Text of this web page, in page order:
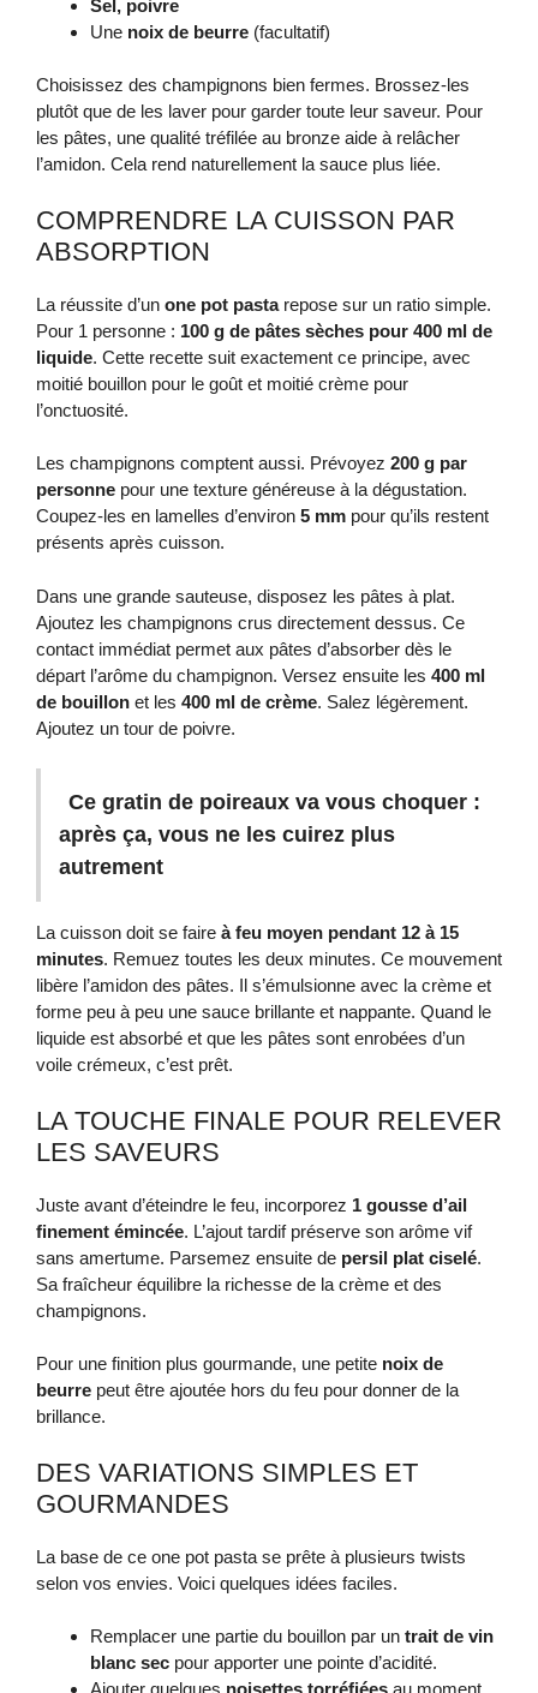
Sel, poivre
Une noix de beurre (facultatif)
Choisissez des champignons bien fermes. Brossez-les
plutôt que de les laver pour garder toute leur saveur. Pour
les pâtes, une qualité tréfilée au bronze aide à relâcher
l’amidon. Cela rend naturellement la sauce plus liée.
COMPRENDRE LA CUISSON PAR
ABSORPTION
La réussite d’un one pot pastarepose sur un ratio simple.
Pour 1 personne : 100 g de pâtes sèches pour 400 ml de
liquide. Cette recette suit exactement ce principe, avec
moitié bouillon pour le goût et moitié crème pour
l’onctuosité.
Les champignons comptent aussi. Prévoyez 200 g par
personne pour une texture généreuse à la dégustation.
Coupez-les en lamelles d’environ 5 mm pour qu’ils restent
présents après cuisson.
Dans une grande sauteuse, disposez les pâtes à plat.
Ajoutez les champignons crus directement dessus. Ce
contact immédiat permet aux pâtes d’absorber dès le
départ l’arôme du champignon. Versez ensuite les 400 ml
de bouillon et les 400 ml de crème. Salez légèrement.
Ajoutez un tour de poivre.
Ce gratin de poireaux va vous choquer :
après ça, vous ne les cuirez plus
autrement
La cuisson doit se faire à feu moyen pendant 12 à 15
minutes. Remuez toutes les deux minutes. Ce mouvement
libère l’amidon des pâtes. Il s’émulsionne avec la crème et
forme peu à peu une sauce brillante et nappante. Quand le
liquide est absorbé et que les pâtes sont enrobées d’un
voile crémeux, c’est prêt.
LA TOUCHE FINALE POUR RELEVER
LES SAVEURS
Juste avant d’éteindre le feu, incorporez 1 gousse d’ail
finement émincée. L’ajout tardif préserve son arôme vif
sans amertume. Parsemez ensuite de persil plat ciselé.
Sa fraîcheur équilibre la richesse de la crème et des
champignons.
Pour une finition plus gourmande, une petite noix de
beurre peut être ajoutée hors du feu pour donner de la
brillance.
DES VARIATIONS SIMPLES ET
GOURMANDES
La base de ce one pot pasta se prête à plusieurs twists
selon vos envies. Voici quelques idées faciles.
Remplacer une partie du bouillon par un trait de vin
blanc sec pour apporter une pointe d’acidité.